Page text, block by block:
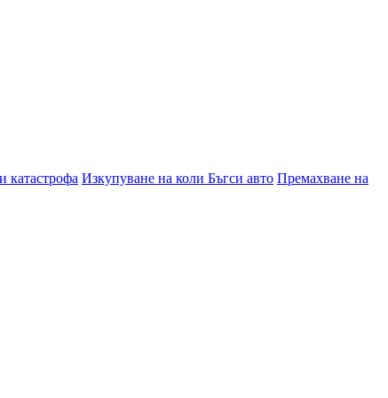
катастрофа Изкупуване на коли Бъгси авто Премахване на